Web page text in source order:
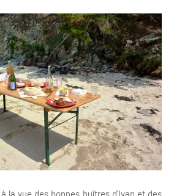
la vue des bonnes huîtres d'Ivan et des